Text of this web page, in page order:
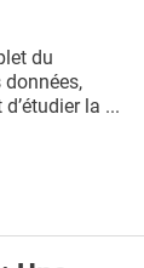
du
la ...